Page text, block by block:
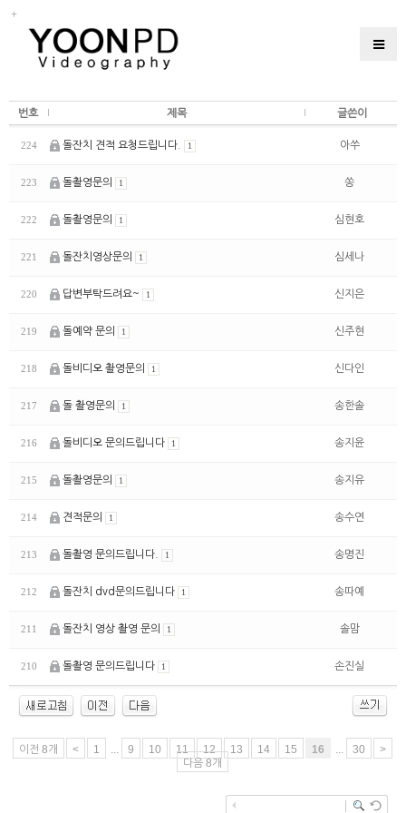
번호 제목 글쓴이
224 돌잔치 견적 요청드립니다. 1 아쑤
223 돌촬영문의 1 쏭
222 돌촬영문의 1 심현호
221 돌잔치영상문의 1 심세나
220 답변부탁드려요~ 1 신지은
219 돌예약 문의 1 신주현
218 돌비디오 촬영문의 1 신다인
217 돌 촬영문의 1 송한솔
216 돌비디오 문의드립니다 1 송지윤
215 돌촬영문의 1 송지유
214 견적문의 1 송수연
213 돌촬영 문의드립니다. 1 송명진
212 돌잔치 dvd문의드립니다 1 송따예
211 돌잔치 영상 촬영 문의 1 솔맘
210 돌촬영 문의드립니다 1 손진실
이전 8개 < 1 ... 9 10 11 12 13 14 15 16 ... 30
>
다음 8개